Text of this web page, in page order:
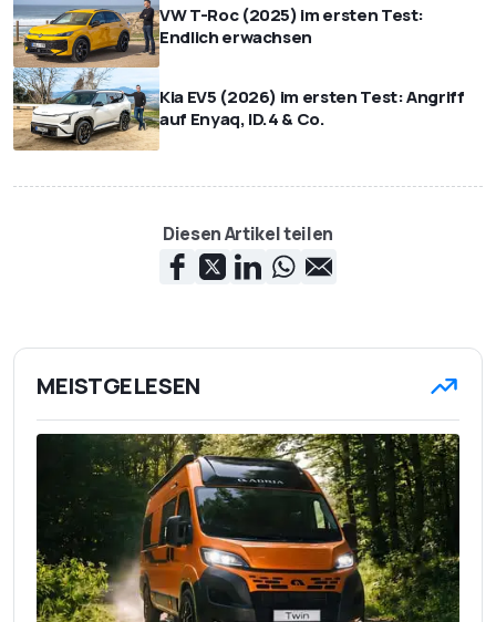
VW T-Roc (2025) im ersten Test:
Endlich erwachsen
Kia EV5 (2026) im ersten Test: Angriff
auf Enyaq, ID.4 & Co.
Diesen Artikel teilen
MEISTGELESEN